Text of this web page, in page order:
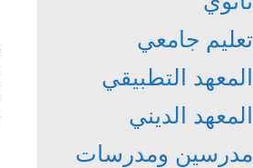
تعليم جامعي
المعهد التطبيقي
المعهد الديني
مدرسين ومدرسات